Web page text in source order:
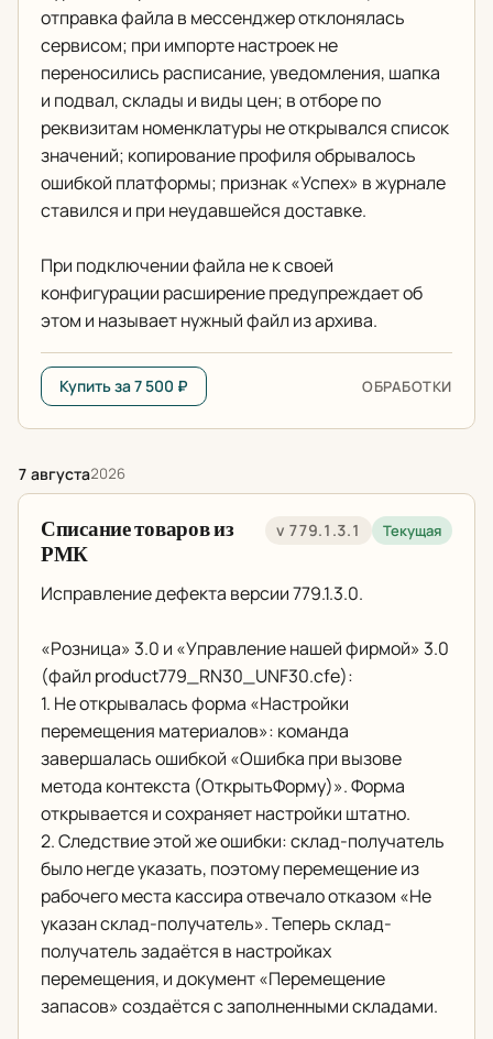
отправка файла в мессенджер отклонялась
сервисом; при импорте настроек не
переносились расписание, уведомления, шапка
и подвал, склады и виды цен; в отборе по
реквизитам номенклатуры не открывался список
значений; копирование профиля обрывалось
ошибкой платформы; признак «Успех» в журнале
ставился и при неудавшейся доставке.
При подключении файла не к своей
конфигурации расширение предупреждает об
этом и называет нужный файл из архива.
Купить за 7 500 ₽ ОБРАБОТКИ
7 августа2026
Списание товаров из
РМК
v 779.1.3.1 Текущая
Исправление дефекта версии 779.1.3.0.
«Розница» 3.0 и «Управление нашей фирмой» 3.0
(файл product779_RN30_UNF30.cfe):
1. Не открывалась форма «Настройки
перемещения материалов»: команда
завершалась ошибкой «Ошибка при вызове
метода контекста (ОткрытьФорму)». Форма
открывается и сохраняет настройки штатно.
2. Следствие этой же ошибки: склад-получатель
было негде указать, поэтому перемещение из
рабочего места кассира отвечало отказом «Не
указан склад-получатель». Теперь склад-
получатель задаётся в настройках
перемещения, и документ «Перемещение
запасов» создаётся с заполненными складами.